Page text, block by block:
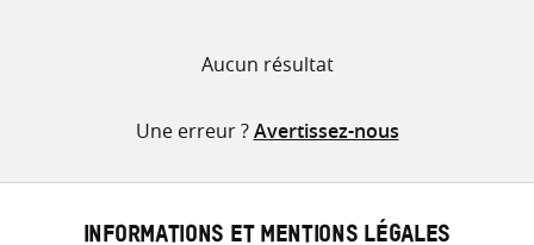
Aucun résultat
Une erreur ?Avertissez-nous
INFORMATIONS ET MENTIONS LÉGALES